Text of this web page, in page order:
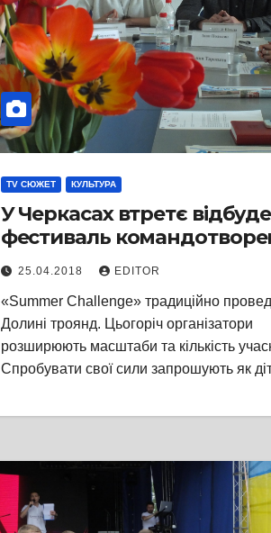
TV СЮЖЕТ КУЛЬТУРА
У Черкасах втретє
фестиваль
25.04.2018 EDITOR
«Summer Challenge» традиційно
Долині троянд. Цьогоріч організатори
розширюють масштаби та кількість
Спробувати свої сили запрошують як